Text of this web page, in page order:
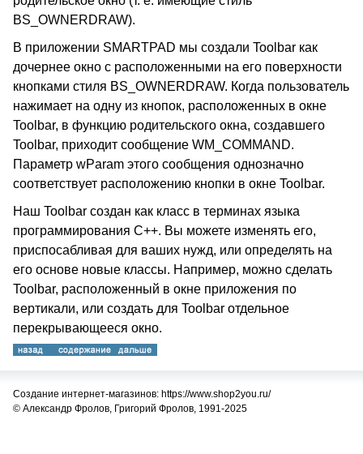
BS_OWNERDRAW).
В приложении SMARTPAD мы создали Toolbar как
дочернее окно с расположенными на его поверхности
кнопками стиля BS_OWNERDRAW. Когда пользователь
нажимает на одну из кнопок, расположенных в окне
Toolbar, в функцию родительского окна, создавшего
Toolbar, приходит сообщение WM_COMMAND.
Параметр wParam этого сообщения однозначно
соответствует расположению кнопки в окне Toolbar.
Наш Toolbar создан как класс в терминах языка
программирования C++. Вы можете изменять его,
приспосабливая для ваших нужд, или определять на
его основе новые классы. Например, можно сделать
Toolbar, расположенный в окне приложения по
вертикали, или создать для Toolbar отдельное
перекрывающееся окно.
Создание интернет-магазинов: https://www.shop2you.ru/
© Александр Фролов, Григорий Фролов, 1991-2025